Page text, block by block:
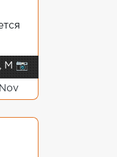
М 📷